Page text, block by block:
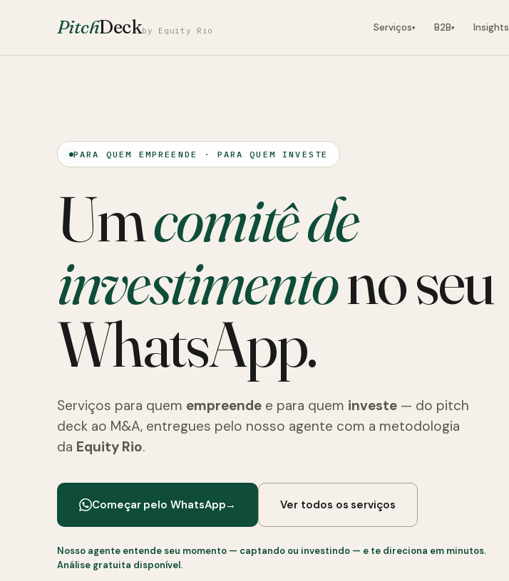
PitchDeckby Equity Rio Serviços▾ B2B▾ Insights
PARA QUEM EMPREENDE · PARA QUEM INVESTE
Umcomitê de
investimentono seu
WhatsApp.
Serviços para quem empreende e para quem investe — do pitch
deck ao M&A, entregues pelo nosso agente com a metodologia
da Equity Rio.
Começar pelo WhatsApp→ Ver todos os serviços
Nosso agente entende seu momento — captando ou investindo — e te direciona em minutos.
Análise gratuita disponível.